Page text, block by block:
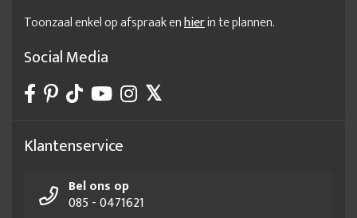
Toonzaal enkel op afspraak enhierin te plannen.
Social Media
Klantenservice
Bel ons op
085 - 0471621